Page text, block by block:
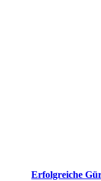
Erfolgreiche